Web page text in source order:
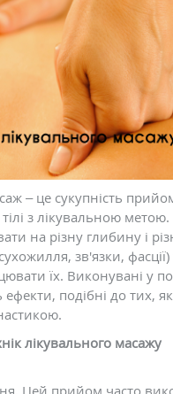
– це сукупність
з лікувальною
на різну глибину і
зв'язки,
їх. Виконувані у
подібні до тих,
лікувального масажу